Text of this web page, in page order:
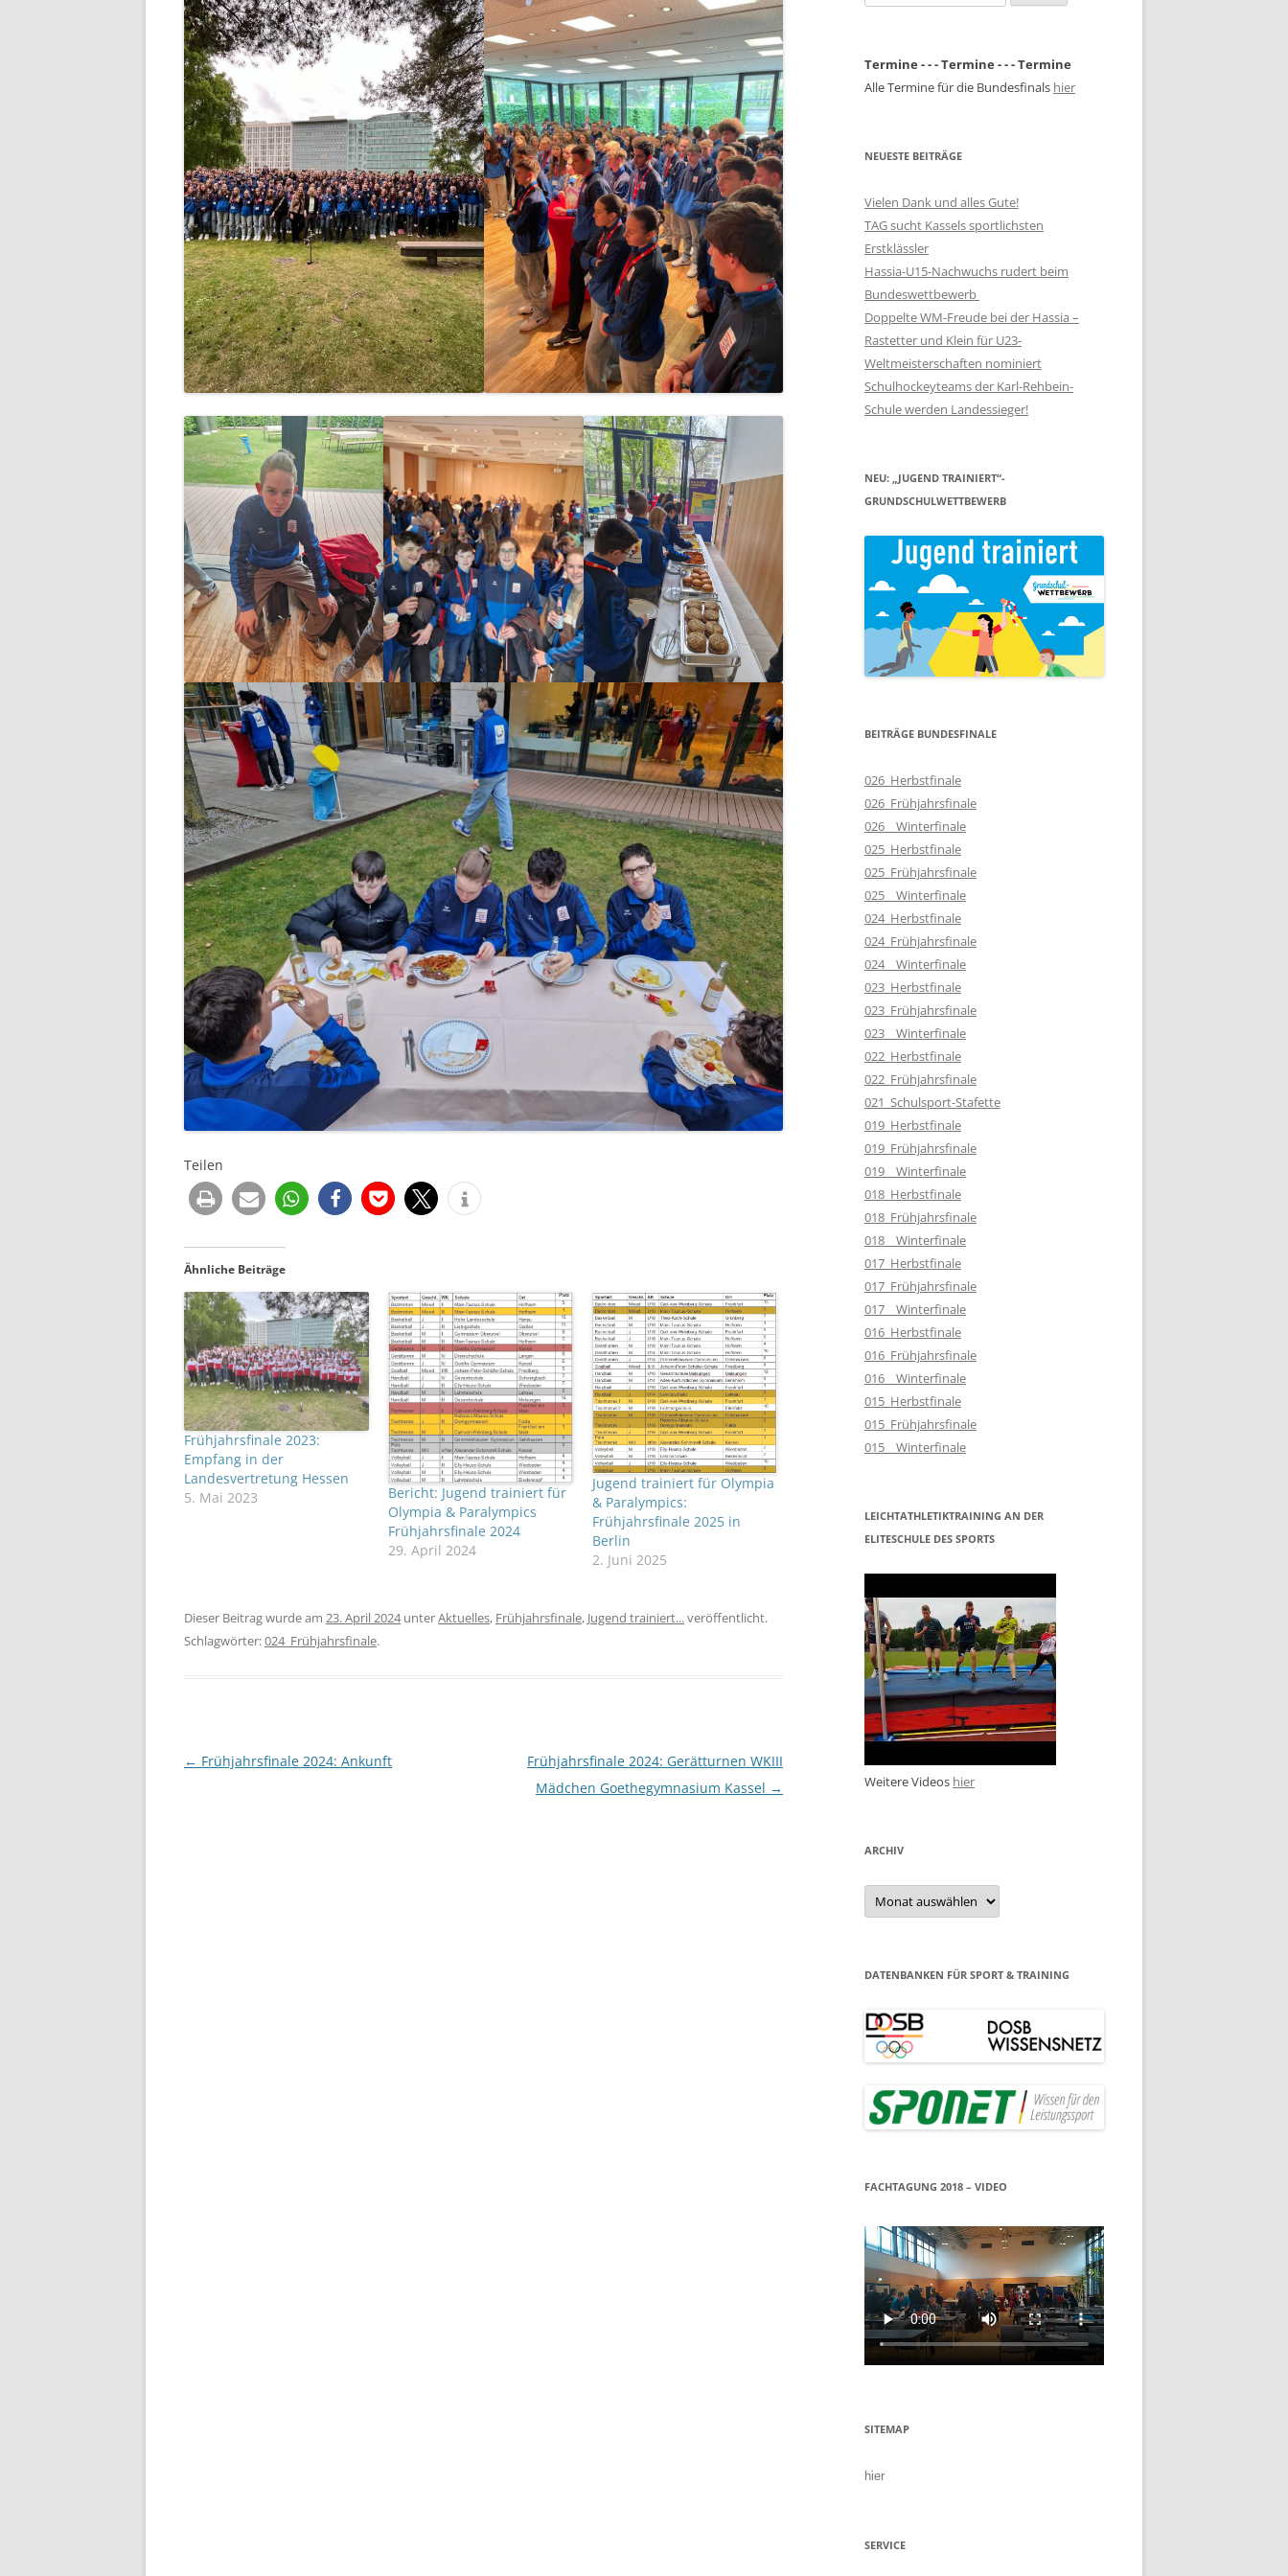
Teilen
Ähnliche Beiträge
Frühjahrsfinale 2023:
Empfang in der
Landesvertretung Hessen
5. Mai 2023
Bericht: Jugend trainiert für
Olympia & Paralympics
Frühjahrsfinale 2024
29. April 2024
Jugend trainiert für Olympia
& Paralympics:
Frühjahrsfinale 2025 in
Berlin
2. Juni 2025
Dieser Beitrag wurde am 23. April 2024unterAktuelles, Frühjahrsfinale, Jugend trainiert...veröffentlicht.
Schlagwörter:024_Frühjahrsfinale.
Beitragsnavigation
← Frühjahrsfinale 2024: Ankunft
Frühjahrsfinale 2024: Gerätturnen WKIII
Mädchen Goethegymnasium Kassel →
nach:
Termine - - - Termine - - - Termine
Alle Termine für die Bundesfinals hier
NEUESTE BEITRÄGE
Vielen Dank und alles Gute!
TAG sucht Kassels sportlichsten
Erstklässler
Hassia-U15-Nachwuchs rudert beim
Bundeswettbewerb
Doppelte WM-Freude bei der Hassia –
Rastetter und Klein für U23-
Weltmeisterschaften nominiert
Schulhockeyteams der Karl-Rehbein-
Schule werden Landessieger!
NEU: „JUGEND TRAINIERT“-
GRUNDSCHULWETTBEWERB
BEITRÄGE BUNDESFINALE
026_Herbstfinale
026_Frühjahrsfinale
026__Winterfinale
025_Herbstfinale
025_Frühjahrsfinale
025__Winterfinale
024_Herbstfinale
024_Frühjahrsfinale
024__Winterfinale
023_Herbstfinale
023_Frühjahrsfinale
023__Winterfinale
022_Herbstfinale
022_Frühjahrsfinale
021_Schulsport-Stafette
019_Herbstfinale
019_Frühjahrsfinale
019__Winterfinale
018_Herbstfinale
018_Frühjahrsfinale
018__Winterfinale
017_Herbstfinale
017_Frühjahrsfinale
017__Winterfinale
016_Herbstfinale
016_Frühjahrsfinale
016__Winterfinale
015_Herbstfinale
015_Frühjahrsfinale
015__Winterfinale
LEICHTATHLETIKTRAINING AN DER
ELITESCHULE DES SPORTS
Weitere Videos hier
ARCHIV
Archiv
DATENBANKEN FÜR SPORT & TRAINING
FACHTAGUNG 2018 – VIDEO
SITEMAP
hier
SERVICE